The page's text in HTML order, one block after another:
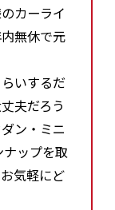
カーライ
無休で元
いするだ
夫だろう
ン・ミニ
ップを取
気軽にど